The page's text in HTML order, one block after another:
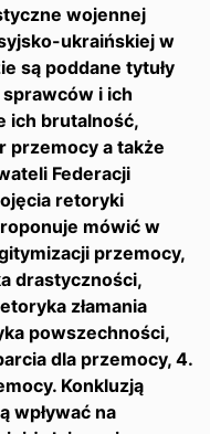
wojennej
ukraińskiej w
są poddane tytuły
i ich
ich brutalność,
przemocy a także
Federacji
retoryki
mówić w
przemocy,
drastyczności,
złamania
powszechności,
dla przemocy, 4.
Konkluzją
wpływać na